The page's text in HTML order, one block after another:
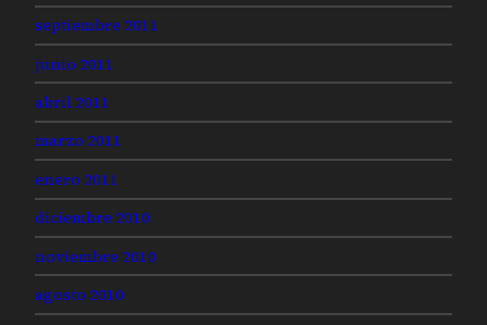
septiembre 2011
junio 2011
abril 2011
marzo 2011
enero 2011
diciembre 2010
noviembre 2010
agosto 2010